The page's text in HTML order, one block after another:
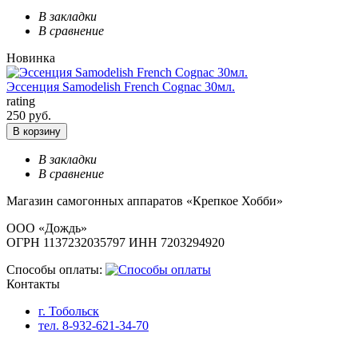
В закладки
В сравнение
Новинка
Эссенция Samodelish French Cognac 30мл.
rating
250 руб.
В корзину
В закладки
В сравнение
Магазин самогонных аппаратов «Крепкое Хобби»
ООО «Дождь»
ОГРН 1137232035797 ИНН 7203294920
Способы оплаты:
Контакты
г. Тобольск
тел. 8-932-621-34-70